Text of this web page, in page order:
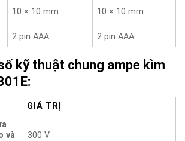
10 × 10 mm 10 × 10 mm
2 pin AAA 2 pin AAA
kỹ thuật chung ampe kìm
GIÁ TRỊ
và
300 V